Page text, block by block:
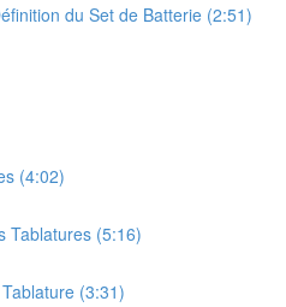
du Set de Batterie (2:51)
(4:02)
Tablatures (5:16)
(3:31)